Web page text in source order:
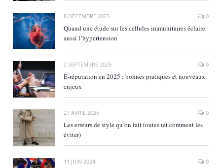
8 DÉCEMBRE 2025 0
Quand une étude sur les cellules immunitaires éclaire
aussi l’hypertension
2 SEPTEMBRE 2025 0
E‑réputation en 2025 : bonnes pratiques et nouveaux
enjeux
27 AVRIL 2025 0
Les erreurs de style qu’on fait toutes (et comment les
éviter)
11 JUIN 2024 0